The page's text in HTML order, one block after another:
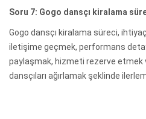
Soru 7: Gogo dansçı kiralama
Gogo dansçı kiralama süreci,
iletişime geçmek, performans
paylaşmak, hizmeti rezerve etmek
dansçıları ağırlamak şeklinde